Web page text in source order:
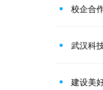
校企合
武汉科
建设美